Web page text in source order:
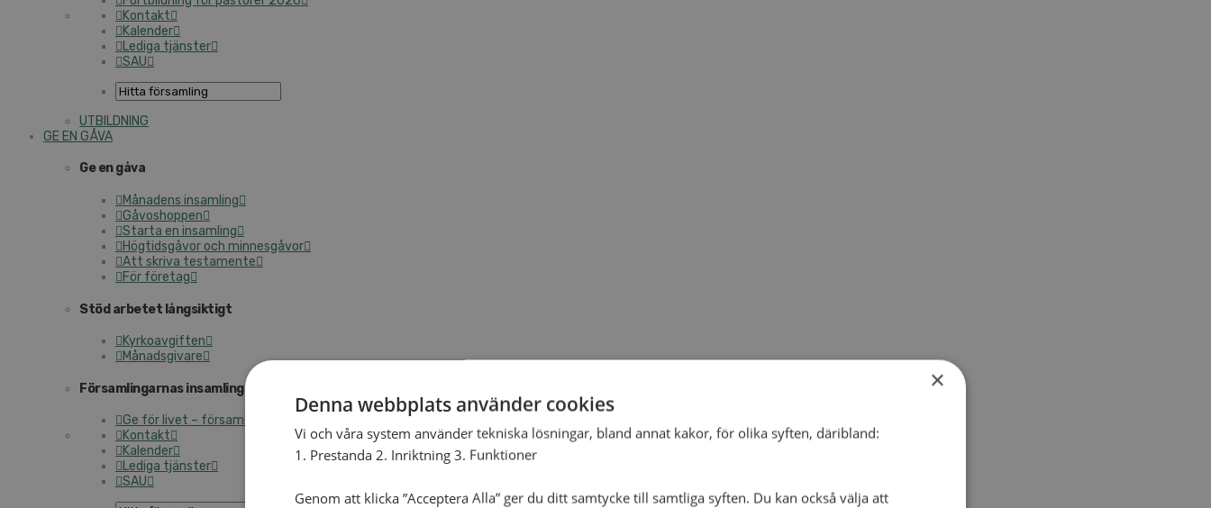
Kontakt
Kalender
Lediga tjänster
SAU
UTBILDNING
GE EN GÅVA
Ge en gåva
Månadens insamling
Gåvoshoppen
Starta en insamling
Högtidsgåvor och minnesgåvor
Att skriva testamente
För företag
Stöd arbetet långsiktigt
Kyrkoavgiften
Månadsgivare
Församlingarnas insamlingsarbete
Ge för livet – församlingens insamling
Kontakt
Kalender
Lediga tjänster
SAU
×
Denna webbplats använder cookies
Vi och våra system använder tekniska lösningar, bland annat kakor, för olika syften, däribland:
1. Prestanda 2. Inriktning 3. Funktioner
Genom att klicka ”Acceptera Alla” ger du ditt samtycke till samtliga syften. Du kan också välja att